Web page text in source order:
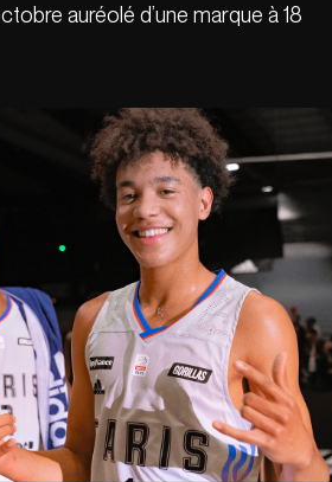
auréolé d’une marque à 18